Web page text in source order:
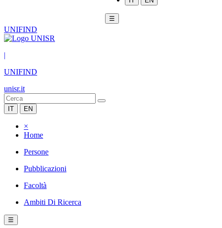
☰
UNIFIND
|
UNIFIND
unisr.it
IT EN
×
Home
Persone
Pubblicazioni
Facoltà
Ambiti Di Ricerca
☰